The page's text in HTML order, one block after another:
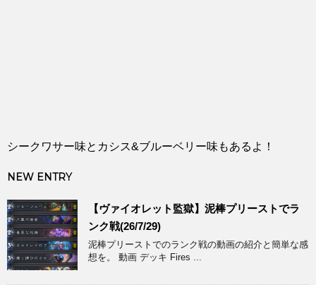
シークワサー味とカシス&ブルーベリー味もあるよ！
NEW ENTRY
【ヴァイオレット監獄】泥棒プリーストでラ
ンク戦(26/7/29)
泥棒プリーストでのランク戦の動画の紹介と簡単な感
想を。 動画 デッキ Fires ...